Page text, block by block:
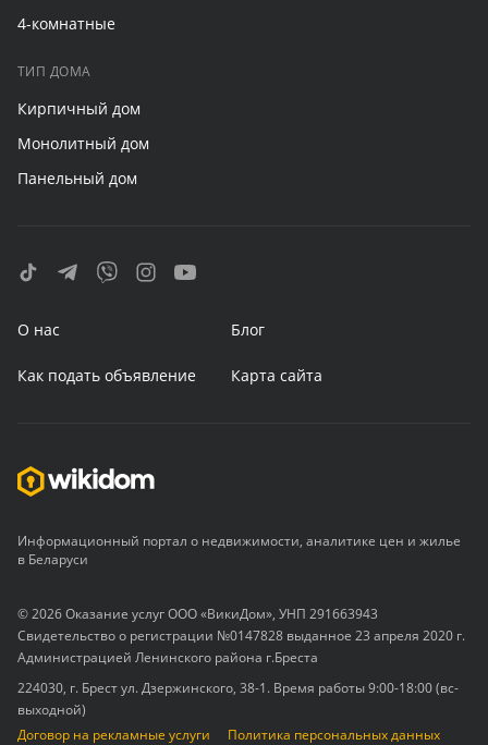
4-комнатные
ТИП ДОМА
Кирпичный дом
Монолитный дом
Панельный дом
О нас Блог
Как подать объявление Карта сайта
Информационный портал о недвижимости, аналитике цен и жилье
в Беларуси
© 2026 Оказание услуг ООО «ВикиДом», УНП 291663943
Свидетельство о регистрации №0147828 выданное 23 апреля 2020 г.
Администрацией Ленинского района г.Бреста
224030, г. Брест ул. Дзержинского, 38-1. Время работы 9:00-18:00 (вс-
выходной)
Договор на рекламные услуги
Политика персональных данных